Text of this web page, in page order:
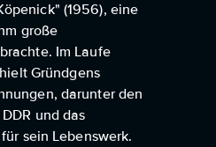
(1956), eine
große
Im Laufe
Gründgens
darunter den
und das
sein Lebenswerk.